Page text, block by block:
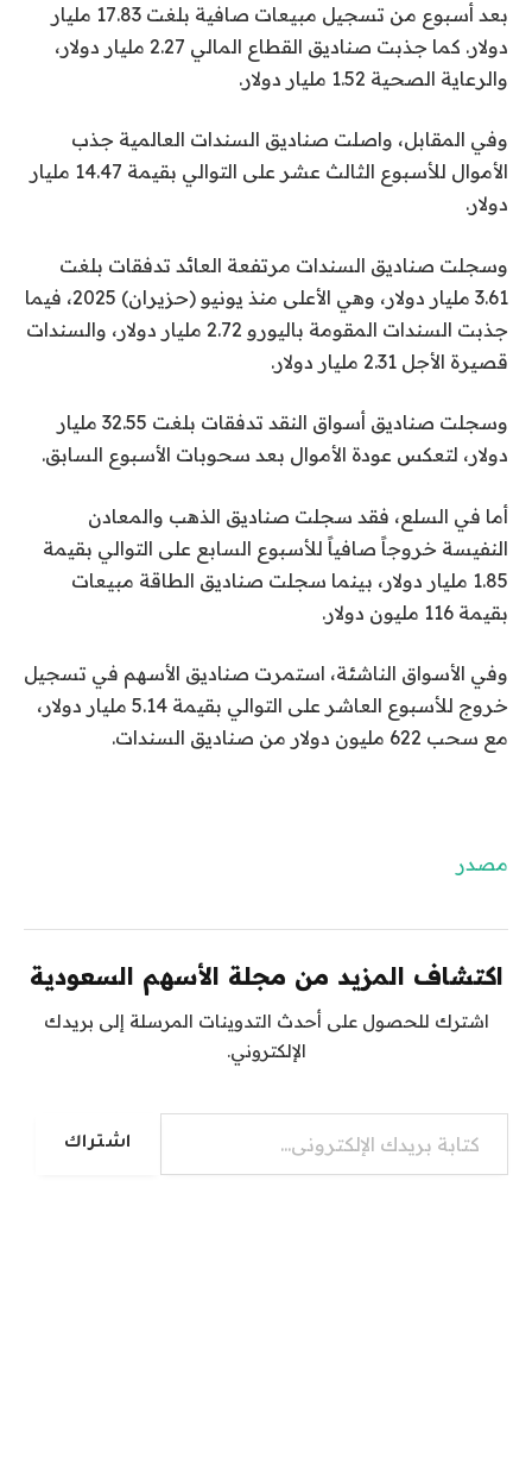
بعد أسبوع من تسجيل مبيعات صافية بلغت 17.83 مليار
دولار. كما جذبت صناديق القطاع المالي 2.27 مليار دولار،
والرعاية الصحية 1.52 مليار دولار.
وفي المقابل، واصلت صناديق السندات العالمية جذب
الأموال للأسبوع الثالث عشر على التوالي بقيمة 14.47 مليار
دولار.
وسجلت صناديق السندات مرتفعة العائد تدفقات بلغت
3.61 مليار دولار، وهي الأعلى منذ يونيو (حزيران) 2025، فيما
جذبت السندات المقومة باليورو 2.72 مليار دولار، والسندات
قصيرة الأجل 2.31 مليار دولار.
وسجلت صناديق أسواق النقد تدفقات بلغت 32.55 مليار
دولار، لتعكس عودة الأموال بعد سحوبات الأسبوع السابق.
أما في السلع، فقد سجلت صناديق الذهب والمعادن
النفيسة خروجاً صافياً للأسبوع السابع على التوالي بقيمة
1.85 مليار دولار، بينما سجلت صناديق الطاقة مبيعات
بقيمة 116 مليون دولار.
وفي الأسواق الناشئة، استمرت صناديق الأسهم في تسجيل
خروج للأسبوع العاشر على التوالي بقيمة 5.14 مليار دولار،
مع سحب 622 مليون دولار من صناديق السندات.
مصدر
اكتشاف المزيد من مجلة الأسهم السعودية
اشترك للحصول على أحدث التدوينات المرسلة إلى بريدك
الإلكتروني.
كتابة بريدك الإلكتروني...
اشتراك